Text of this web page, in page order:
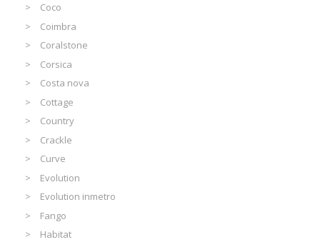
Coco
Coimbra
Coralstone
Corsica
Costa nova
Cottage
Country
Crackle
Curve
Evolution
Evolution inmetro
Fango
Habitat